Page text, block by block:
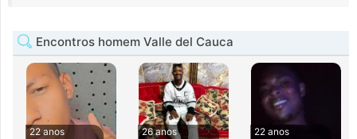
Encontros homem Valle del Cauca
22 anos
26 anos
22 anos